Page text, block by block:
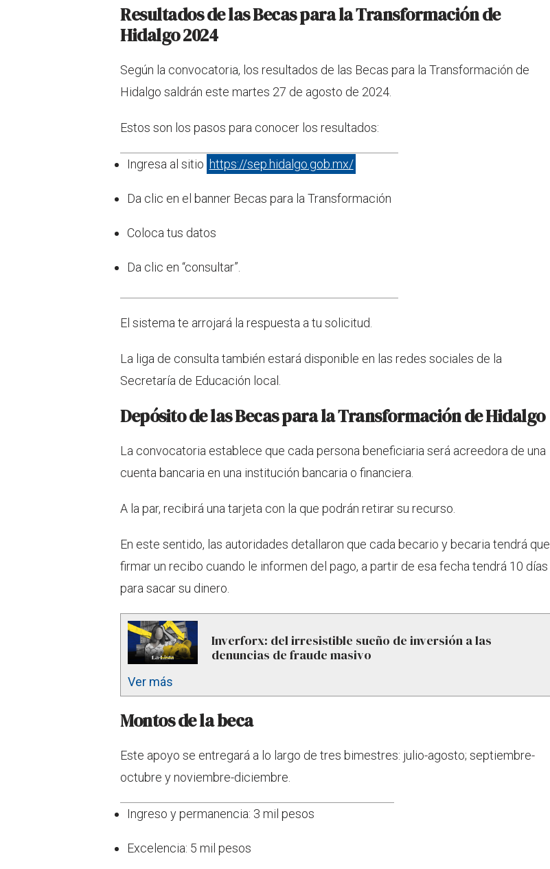
Resultados de las Becas para la Transformación de
Hidalgo 2024
Según la convocatoria, los resultados de las Becas para la Transformación de
Hidalgo saldrán este martes 27 de agosto de 2024.
Estos son los pasos para conocer los resultados:
Ingresa al sitio https://sep.hidalgo.gob.mx/
Da clic en el banner Becas para la Transformación
Coloca tus datos
Da clic en “consultar”.
El sistema te arrojará la respuesta a tu solicitud.
La liga de consulta también estará disponible en las redes sociales de la
Secretaría de Educación local.
Depósito de las Becas para la Transformación de Hidalgo
La convocatoria establece que cada persona beneficiaria será acreedora de una
cuenta bancaria en una institución bancaria o financiera.
A la par, recibirá una tarjeta con la que podrán retirar su recurso.
En este sentido, las autoridades detallaron que cada becario y becaria tendrá que
firmar un recibo cuando le informen del pago, a partir de esa fecha tendrá 10 días
para sacar su dinero.
Inverforx: del irresistible sueño de inversión a las
denuncias de fraude masivo
Ver más
Montos de la beca
Este apoyo se entregará a lo largo de tres bimestres: julio-agosto; septiembre-
octubre y noviembre-diciembre.
Ingreso y permanencia: 3 mil pesos
Excelencia: 5 mil pesos